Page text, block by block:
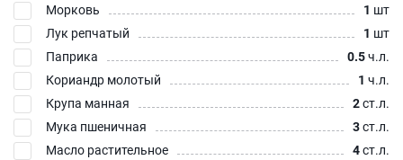
Морковь
1 шт
Лук репчатый
1 шт
Паприка
0.5ч.л.
Кориандр молотый
1 ч.л.
Крупа манная
2ст.л.
Мука пшеничная
3ст.л.
Масло растительное
4ст.л.